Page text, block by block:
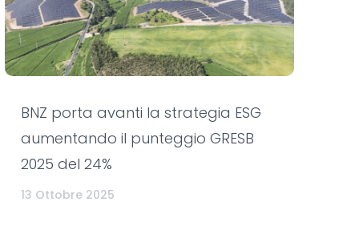
BNZ porta avanti la strategia ESG
aumentando il punteggio GRESB
2025 del 24%
13 Ottobre 2025